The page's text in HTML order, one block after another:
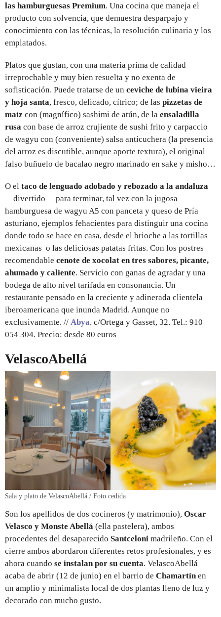
las hamburguesas Premium. Una cocina que maneja el
producto con solvencia, que demuestra desparpajo y
conocimiento con las técnicas, la resolución culinaria y los
emplatados.
Platos que gustan, con una materia prima de calidad
irreprochable y muy bien resuelta y no exenta de
sofisticación. Puede tratarse de un ceviche de lubina vieira
y hoja santa, fresco, delicado, cítrico; de las pizzetas de
maíz con (magnífico) sashimi de atún, de la ensaladilla
rusa con base de arroz crujiente de sushi frito y carpaccio
de wagyu con (conveniente) salsa anticuchera (la presencia
del arroz es discutible, aunque aporte textura), el original
falso buñuelo de bacalao negro marinado en sake y misho…
O el taco de lenguado adobado y rebozado a la andaluza
—divertido— para terminar, tal vez con la jugosa
hamburguesa de wagyu A5 con panceta y queso de Pría
asturiano, ejemplos fehacientes para distinguir una cocina
donde todo se hace en casa, desde el brioche a las tortillas
mexicanas o las deliciosas patatas fritas. Con los postres
recomendable cenote de xocolat en tres sabores, picante,
ahumado y caliente. Servicio con ganas de agradar y una
bodega de alto nivel tarifada en consonancia. Un
restaurante pensado en la creciente y adinerada clientela
iberoamericana que inunda Madrid. Aunque no
exclusivamente. // Abya. c/Ortega y Gasset, 32. Tel.: 910
054 304. Precio: desde 80 euros
VelascoAbellá
Sala y plato de VelascoAbellá / Foto cedida
Son los apellidos de dos cocineros (y matrimonio), Oscar
Velasco y Monste Abellá (ella pastelera), ambos
procedentes del desaparecido Santceloni madrileño. Con el
cierre ambos abordaron diferentes retos profesionales, y es
ahora cuando se instalan por su cuenta. VelascoAbellá
acaba de abrir (12 de junio) en el barrio de Chamartín en
un amplio y minimalista local de dos plantas lleno de luz y
decorado con mucho gusto.